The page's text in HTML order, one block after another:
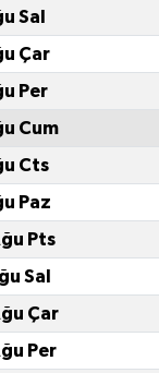
Sal
Çar
Per
Cum
Cts
Paz
Pts
Sal
Çar
Per